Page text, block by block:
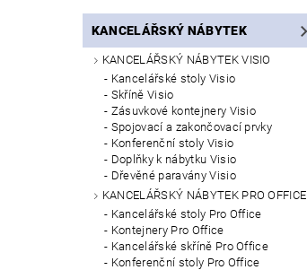
KANCELÁŘSKÝ NÁBYTEK
KANCELÁŘSKÝ NÁBYTEK VISIO
Kancelářské stoly Visio
Skříně Visio
Zásuvkové kontejnery Visio
Spojovací a zakončovací prvky
Konferenční stoly Visio
Doplňky k nábytku Visio
Dřevěné paravány Visio
KANCELÁŘSKÝ NÁBYTEK PRO OFFICE
Kancelářské stoly Pro Office
Kontejnery Pro Office
Kancelářské skříně Pro Office
Konferenční stoly Pro Office